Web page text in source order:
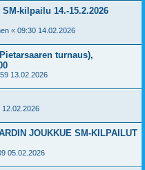
kilpailu 14.-15.2.2026
« 09:30 14.02.2026
turnaus),
13.02.2026
12.02.2026
JOUKKUE SM-KILPAILUT
05.02.2026